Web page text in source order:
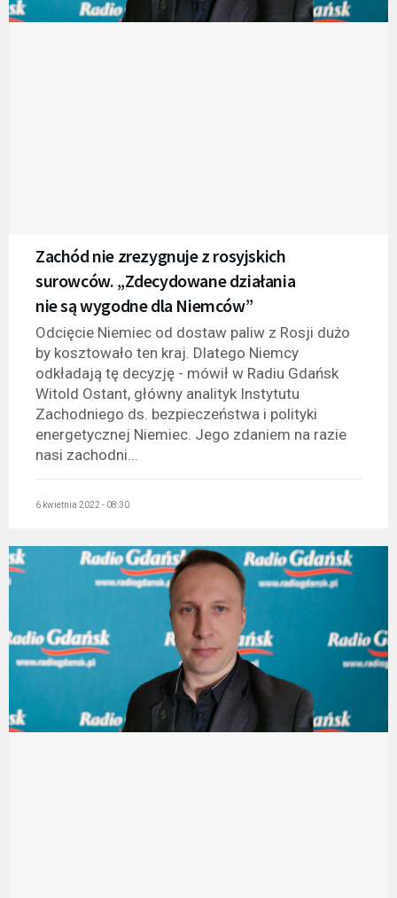
Zachód nie zrezygnuje z rosyjskich
surowców. „Zdecydowane działania
nie są wygodne dla Niemców”
Odcięcie Niemiec od dostaw paliw z Rosji dużo
by kosztowało ten kraj. Dlatego Niemcy
odkładają tę decyzję - mówił w Radiu Gdańsk
Witold Ostant, główny analityk Instytutu
Zachodniego ds. bezpieczeństwa i polityki
energetycznej Niemiec. Jego zdaniem na razie
nasi zachodni...
6 kwietnia 2022 - 08:30